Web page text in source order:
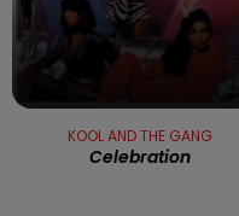
KOOL AND THE GANG
Celebration